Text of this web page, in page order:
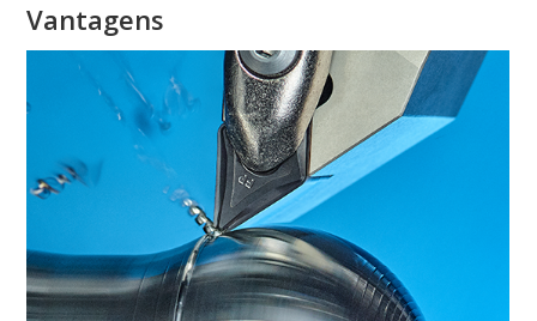
Vantagens